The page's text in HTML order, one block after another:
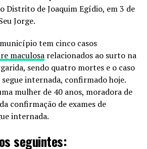
Distrito de Joaquim Egídio, em 3 de
Jorge.
tem cinco casos
maculosarelacionados ao surto na
sendo quatro mortes e o caso
internada, confirmado hoje.
mulher de 40 anos, moradora de
confirmação de exames de
internada.
seguintes: